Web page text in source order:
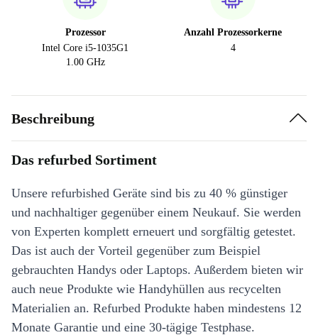
Prozessor
Intel Core i5-1035G1
1.00 GHz
Anzahl Prozessorkerne
4
Beschreibung
Das refurbed Sortiment
Unsere refurbished Geräte sind bis zu 40 % günstiger
und nachhaltiger gegenüber einem Neukauf. Sie werden
von Experten komplett erneuert und sorgfältig getestet.
Das ist auch der Vorteil gegenüber zum Beispiel
gebrauchten Handys oder Laptops. Außerdem bieten wir
auch neue Produkte wie Handyhüllen aus recycelten
Materialien an. Refurbed Produkte haben mindestens 12
Monate Garantie und eine 30-tägige Testphase.